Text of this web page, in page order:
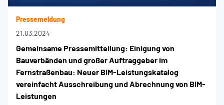
Pressemeldung
21.03.2024
Gemeinsame Pressemitteilung: Einigung von
Bauverbänden und großer Auftraggeber im
Fernstraßenbau: Neuer BIM-Leistungskatalog
vereinfacht Ausschreibung und Abrechnung von BIM-
Leistungen